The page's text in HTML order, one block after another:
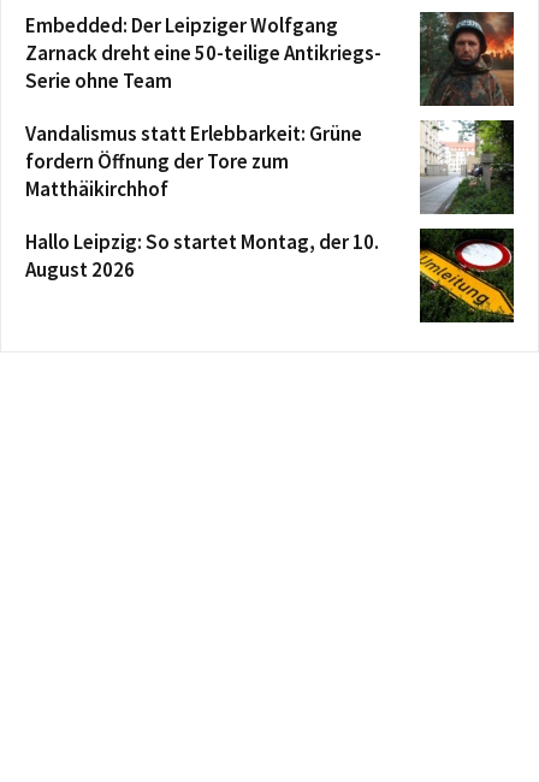
Embedded: Der Leipziger Wolfgang
Zarnack dreht eine 50-teilige Antikriegs-
Serie ohne Team
Vandalismus statt Erlebbarkeit: Grüne
fordern Öffnung der Tore zum
Matthäikirchhof
Hallo Leipzig: So startet Montag, der 10.
August 2026